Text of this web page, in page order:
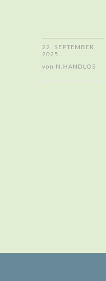
22. SEPTEMBER
2025
von N.HANDLOS